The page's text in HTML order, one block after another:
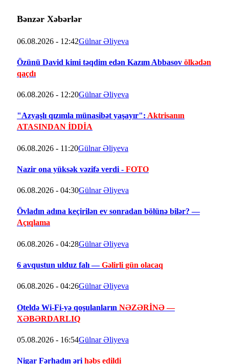
Bənzər Xəbərlər
06.08.2026 - 12:42Gülnar Əliyeva
Özünü David kimi təqdim edən Kazım Abbasov ölkədən
qaçdı
06.08.2026 - 12:20Gülnar Əliyeva
"Azyaşlı qızımla münasibət yaşayır": Aktrisanın
ATASINDAN İDDİA
06.08.2026 - 11:20Gülnar Əliyeva
Nazir ona yüksək vəzifə verdi - FOTO
06.08.2026 - 04:30Gülnar Əliyeva
Övladın adına keçirilən ev sonradan bölünə bilər? —
Açıqlama
06.08.2026 - 04:28Gülnar Əliyeva
6 avqustun ulduz falı —Gəlirli gün olacaq
06.08.2026 - 04:26Gülnar Əliyeva
Oteldə Wi-Fi-yə qoşulanların NƏZƏRİNƏ —
XƏBƏRDARLIQ
05.08.2026 - 16:54Gülnar Əliyeva
Nigar Fərhadın əri həbs edildi